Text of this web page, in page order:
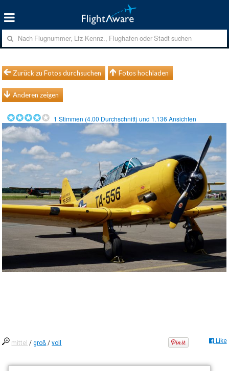
Zurück zu Fotos durchsuchen Fotos hochladen
Anderen zeigen
1 Stimmen (4.00 Durchschnitt) und 1.136 Ansichten
mittel /groß /voll Like